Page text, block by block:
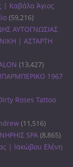
| Καβάλα Άγιος
(59,216)
ΑΥΤΟΓΝΩΣΙΑΣ
| ΑΣΤΑΡΤΗ
(13,427)
1967
Roses Tattoo
(11,516)
SPA (8,865)
| Ιακώβου Ελένη